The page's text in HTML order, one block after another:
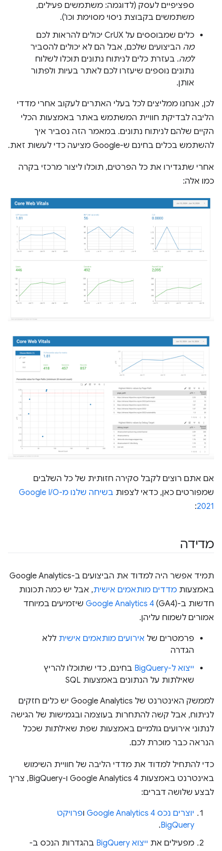
ספציפיים לעסק (לדוגמה: משתמשים פעילים,
משתמשים בקבוצת ניסוי מסוימת וכו').
כלים שמבוססים על CrUX יכולים להראות לכם
מה הביצועים שלכם, אבל הם לא יכולים להסביר
למה. בעזרת כלים לניתוח נתונים תוכלו לשלוח
נתונים נוספים שיעזרו לכם לאתר בעיות ולפתור
אותן.
לכן, אנחנו ממליצים לכל בעלי האתרים לעקוב אחרי מדדי
הליבה לבדיקת חוויית המשתמש באתר באמצעות הכלי
הקיים שלהם לניתוח נתונים. במאמר הזה נסביר איך
להשתמש בכלים בחינם ש-Google מציעה כדי לעשות זאת.
אחרי שתגדירו את כל הפרטים, תוכלו ליצור מרכזי בקרה
כמו אלה:
אם אתם רוצים לקבל סקירה חזותית של כל השלבים
שמפורטים כאן, כדאי לצפות
בשיחה שלנו מ-Google I/O
2021
:
מדידה
תמיד אפשר היה למדוד את הביצועים ב-Google Analytics
באמצעות מדדים מותאמים אישית, אבל יש כמה תכונות
חדשות ב-
Google Analytics 4 (GA4) שיזמיעים במיוחד
אמורים לשמוח עליהן.
פרמטרים של אירועים מותאמים אישית ללא
הגדרה
ייצוא ל-BigQuery
בחינם, כדי שתוכלו להריץ
שאילתות על הנתונים באמצעות SQL
לממשק האינטרנט של Google Analytics יש כלים חזקים
לניתוח, אבל קשה להתחרות בעוצמה ובגמישות של הגישה
לנתוני אירועים גולמיים באמצעות שפת שאילתות שככל
הנראה כבר מוכרת לכם.
כדי להתחיל למדוד את מדדי הליבה של חוויית השימוש
באינטרנט באמצעות Google Analytics 4 ו-BigQuery, צריך
לבצע שלושה דברים:
יוצרים נכס Google Analytics 4 ופרויקט
BigQuery
.
מפעילים את ייצוא BigQuery
בהגדרות הנכס ב-